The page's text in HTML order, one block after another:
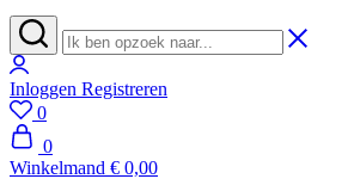
Seven
Karma
Inloggen Registreren
0
Wishlist
0
Winkelmand € 0,00